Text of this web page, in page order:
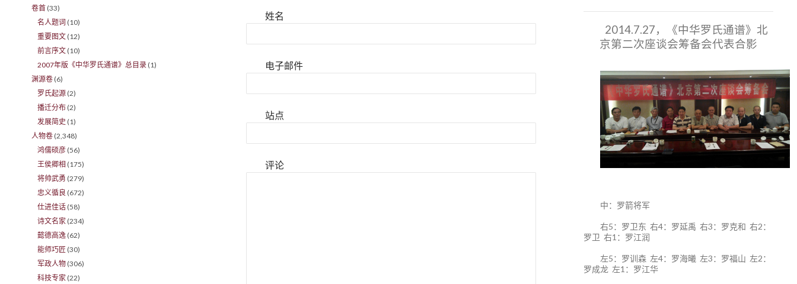
姓名
电子邮件
站点
评论
2014.7.27，《中华罗氏通谱》北
京第二次座谈会筹备会代表合影
中：罗箭将军
右5：罗卫东 右4：罗延禹 右3：罗克和 右2：
罗卫 右1：罗江润
左5：罗训森 左4：罗海曦 左3：罗福山 左2：
罗成龙 左1：罗江华
卷首 (33)
名人题词 (10)
重要图文 (12)
前言序文 (10)
2007年版《中华罗氏通谱》总目录 (1)
渊源卷 (6)
罗氏起源 (2)
播迁分布 (2)
发展简史 (1)
人物卷 (2,348)
鸿儒硕彦 (56)
王侯卿相 (175)
将帅武勇 (279)
忠义循良 (672)
仕进佳话 (58)
诗文名家 (234)
懿德高逸 (62)
能师巧匠 (30)
军政人物 (306)
科技专家 (22)